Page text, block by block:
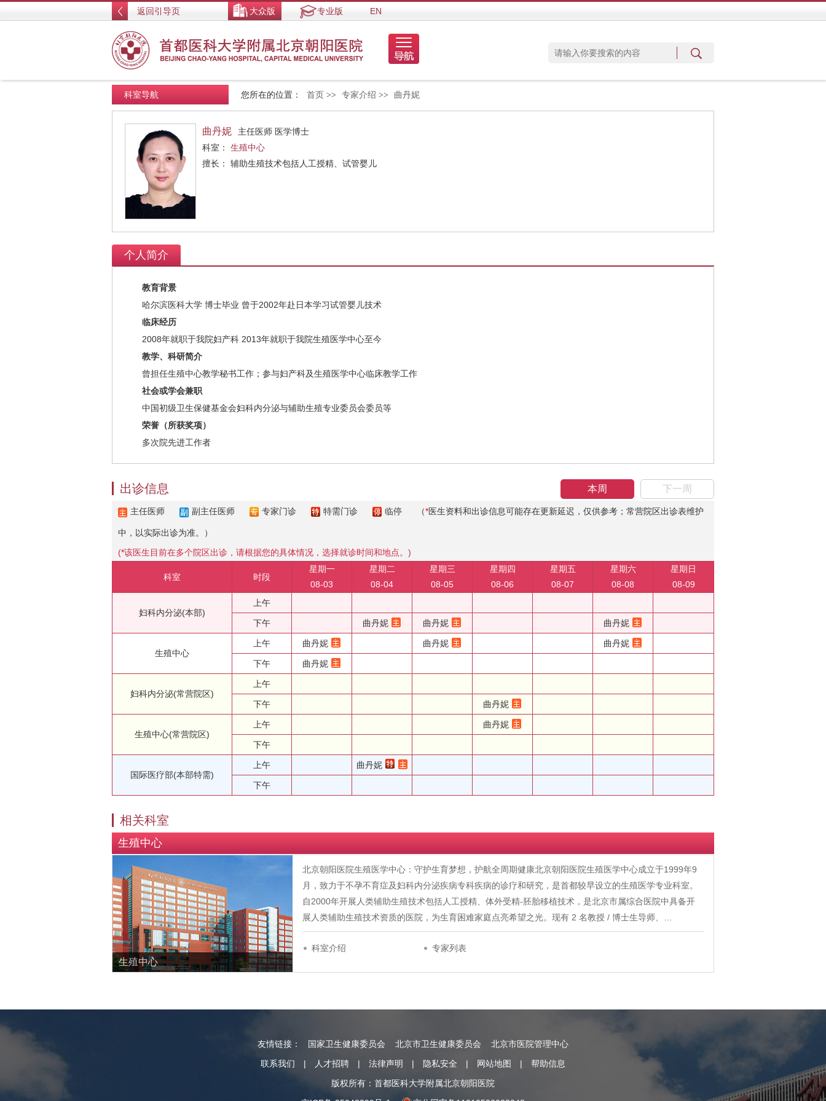
返回引导页 大众版 专业版 EN
您所在的位置： 首页 >> 专家介绍 >> 曲丹妮
科室导航
曲丹妮
主任医师 医学博士
科室： 生殖中心
擅长： 辅助生殖技术包括人工授精、试管婴儿
个人简介
教育背景
哈尔滨医科大学 博士毕业 曾于2002年赴日本学习试管婴儿技术
临床经历
2008年就职于我院妇产科 2013年就职于我院生殖医学中心至今
教学、科研简介
曾担任生殖中心教学秘书工作；参与妇产科及生殖医学中心临床教学工作
社会或学会兼职
中国初级卫生保健基金会妇科内分泌与辅助生殖专业委员会委员等
荣誉（所获奖项）
多次院先进工作者
本周 下一周
出诊信息
主任医师 副主任医师 专家门诊 特需门诊 临停 （*医生资料和出诊信息可能存在更新延迟，仅供参考；常营院区出诊表维护
中，以实际出诊为准。）
(*该医生目前在多个院区出诊，请根据您的具体情况，选择就诊时间和地点。)
科室 时段
星期一
08-03
星期二
08-04
星期三
08-05
星期四
08-06
星期五
08-07
星期六
08-08
星期日
08-09
妇科内分泌(本部)
上午
下午 曲丹妮 曲丹妮 曲丹妮
生殖中心
上午 曲丹妮 曲丹妮 曲丹妮
下午 曲丹妮
妇科内分泌(常营院区)
上午
下午 曲丹妮
生殖中心(常营院区)
上午 曲丹妮
下午
国际医疗部(本部特需)
上午 曲丹妮
下午
相关科室
生殖中心
生殖中心
北京朝阳医院生殖医学中心：守护生育梦想，护航全周期健康北京朝阳医院生殖医学中心成立于1999年9
月，致力于不孕不育症及妇科内分泌疾病专科疾病的诊疗和研究，是首都较早设立的生殖医学专业科室。
自2000年开展人类辅助生殖技术包括人工授精、体外受精-胚胎移植技术，是北京市属综合医院中具备开
展人类辅助生殖技术资质的医院，为生育困难家庭点亮希望之光。现有 2 名教授 / 博士生导师、…
科室介绍 专家列表
友情链接： 国家卫生健康委员会 北京市卫生健康委员会
北京市医院管理中心
联系我们
| 人才招聘 | 法律声明 | 隐私安全 | 网站地图 |
帮助信息
版权所有：首都医科大学附属北京朝阳医院